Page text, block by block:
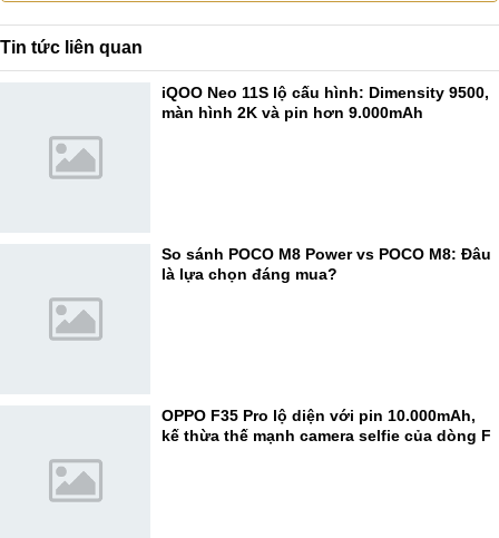
Tin tức liên quan
iQOO Neo 11S lộ cấu hình: Dimensity 9500,
màn hình 2K và pin hơn 9.000mAh
So sánh POCO M8 Power vs POCO M8: Đâu
là lựa chọn đáng mua?
OPPO F35 Pro lộ diện với pin 10.000mAh,
kế thừa thế mạnh camera selfie của dòng F